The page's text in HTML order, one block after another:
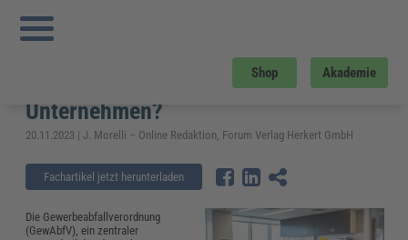
Shop Akademie
Sie sind hier:
Gewerbeabfallverordnung (GewAbfV): Ein Leitfaden für Unternehmen?
Gewerbeabfallverordnung
(GewAbfV): Ein Leitfaden für
Unternehmen?
20.11.2023 | J. Morelli – Online Redaktion, Forum Verlag Herkert GmbH
Fachartikel jetzt herunterladen
Die Gewerbeabfallverordnung
(GewAbfV), ein zentraler